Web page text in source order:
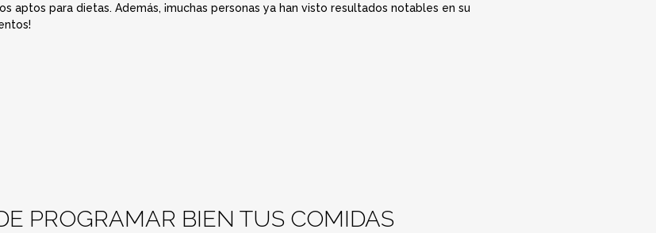
aptos para dietas. Además, ¡muchas personas ya han visto resultados notables en su
PROGRAMAR BIEN TUS COMIDAS